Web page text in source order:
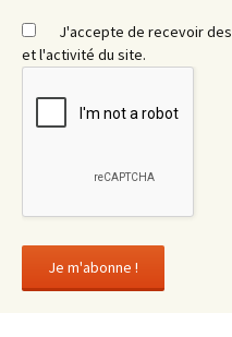
J'accepte de recevoir des
et l'activité du site.